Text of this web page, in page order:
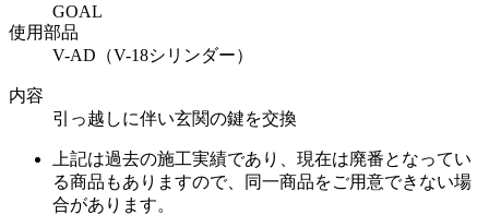
GOAL
使用部品
V-AD（V-18シリンダー）
内容
引っ越しに伴い玄関の鍵を交換
上記は過去の施工実績であり、現在は廃番となってい
る商品もありますので、同一商品をご用意できない場
合があります。